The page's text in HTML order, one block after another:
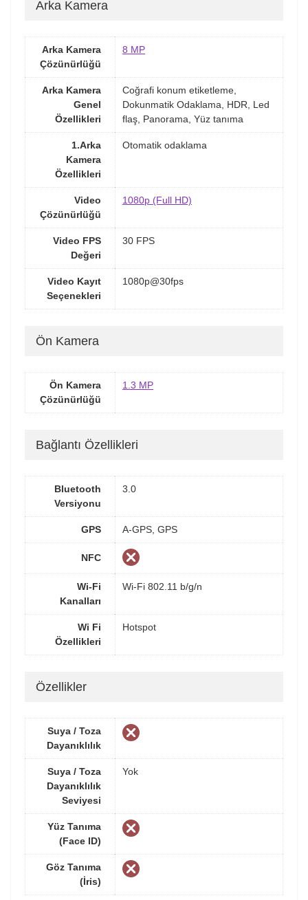
Arka Kamera
Arka Kamera
Çözünürlüğü
8 MP
Arka Kamera
Genel
Özellikleri
Coğrafi konum etiketleme,
Dokunmatik Odaklama, HDR, Led
flaş, Panorama, Yüz tanıma
1.Arka
Kamera
Özellikleri
Otomatik odaklama
Video
Çözünürlüğü
1080p (Full HD)
Video FPS
Değeri
30 FPS
Video Kayıt
Seçenekleri
1080p@30fps
Ön Kamera
Ön Kamera
Çözünürlüğü
1.3 MP
Bağlantı Özellikleri
Bluetooth
Versiyonu
3.0
GPS A-GPS, GPS
NFC
Wi-Fi
Kanalları
Wi-Fi 802.11 b/g/n
Wi Fi
Özellikleri
Hotspot
Özellikler
Suya / Toza
Dayanıklılık
Suya / Toza
Dayanıklılık
Seviyesi
Yok
Yüz Tanıma
(Face ID)
Göz Tanıma
(İris)